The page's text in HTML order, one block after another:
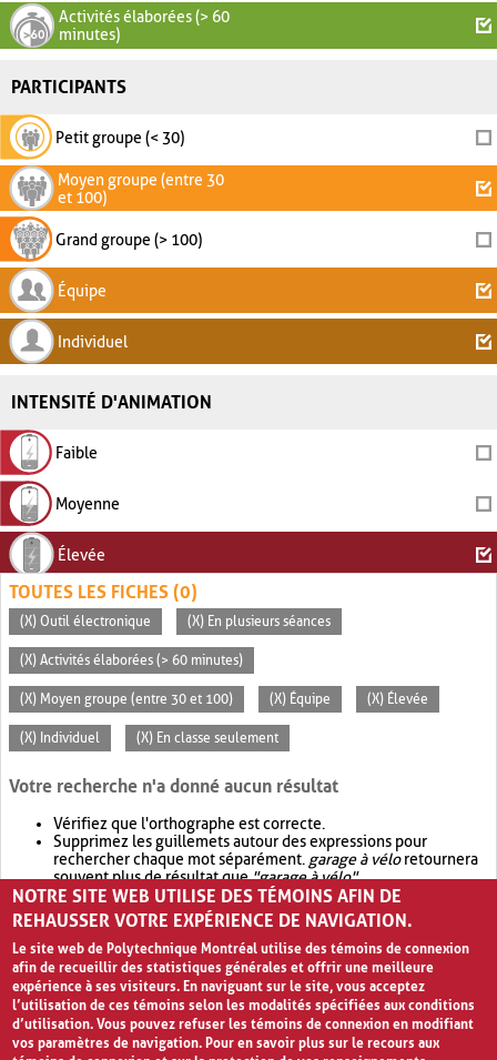
Activités élaborées (> 60
minutes)
PARTICIPANTS
Petit groupe (< 30)
Moyen groupe (entre 30
et 100)
Grand groupe (> 100)
Équipe
Individuel
INTENSITÉ D'ANIMATION
Faible
Moyenne
Élevée
TOUTES LES FICHES (0)
(X) Outil électronique (X) En plusieurs séances
(X) Activités élaborées (> 60 minutes)
(X) Moyen groupe (entre 30 et 100) (X) Équipe (X) Élevée
(X) Individuel (X) En classe seulement
Votre recherche n'a donné aucun résultat
Vérifiez que l'orthographe est correcte.
Supprimez les guillemets autour des expressions pour
rechercher chaque mot séparément. garage à véloretournera
souvent plus de résultat que"garage à vélo".
Envisagez d'élargir votre recherche avec OR.garage OR vélo
retournera souvent plus de résultat quegarage à vélo
NOTRE SITE WEB UTILISE DES TÉMOINS AFIN DE
REHAUSSER VOTRE EXPÉRIENCE DE NAVIGATION.
Le site web de Polytechnique Montréal utilise des témoins de connexion
afin de recueillir des statistiques générales et offrir une meilleure
expérience à ses visiteurs. En naviguant sur le site, vous acceptez
l’utilisation de ces témoins selon les modalités spécifiées aux conditions
d’utilisation. Vous pouvez refuser les témoins de connexion en modifiant
vos paramètres de navigation. Pour en savoir plus sur le recours aux